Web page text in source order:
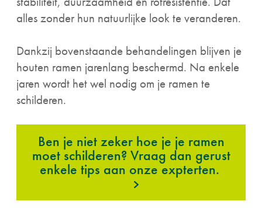
alles zonder hun natuurlijke look te veranderen.
Dankzij bovenstaande behandelingen blijven je
houten ramen jarenlang beschermd. Na enkele
jaren wordt het wel nodig om je ramen te
schilderen.
Ben je niet zeker hoe je je ramen
moet schilderen? Vraag dan gerust
enkele tips aan onze expterten.